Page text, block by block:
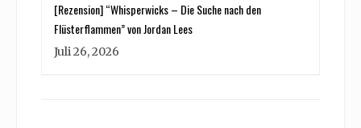
[Rezension] “Whisperwicks – Die Suche nach den
Flüsterflammen” von Jordan Lees
Juli 26, 2026